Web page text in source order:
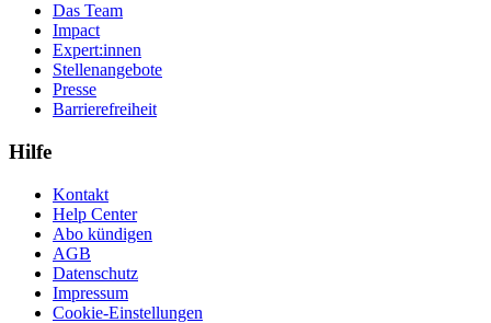
Das Team
Impact
Expert:innen
Stellenangebote
Presse
Barrierefreiheit
Hilfe
Kontakt
Help Center
Abo kündigen
AGB
Datenschutz
Impressum
Cookie-Einstellungen